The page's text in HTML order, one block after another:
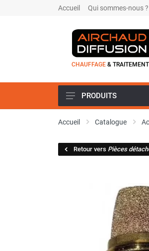
Accueil Qui sommes-nous ?
CHAUFFAGE & TRAITEMENT
Climatiseur
Climatiseur mobile
Rafraîchisseur d'air
Rafraichisseur d'air
Rafraîchisseur d'air
Rafraichisseur d’air fixe
Brumisateur d'air
Coffret de brumisation
PRODUITS
Accueil Catalogue
Retour vers Pièces